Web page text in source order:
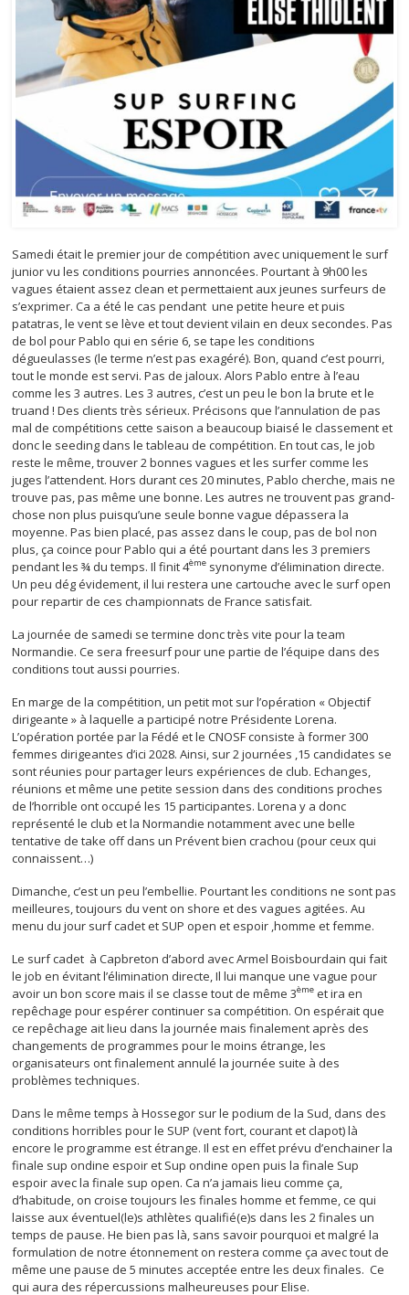
Samedi était le premier jour de compétition avec uniquement le surf
junior vu les conditions pourries annoncées. Pourtant à 9h00 les
vagues étaient assez clean et permettaient aux jeunes surfeurs de
s’exprimer. Ca a été le cas pendant une petite heure et puis
patatras, le vent se lève et tout devient vilain en deux secondes. Pas
de bol pour Pablo qui en série 6, se tape les conditions
dégueulasses (le terme n’est pas exagéré). Bon, quand c’est pourri,
tout le monde est servi. Pas de jaloux. Alors Pablo entre à l’eau
comme les 3 autres. Les 3 autres, c’est un peu le bon la brute et le
truand ! Des clients très sérieux. Précisons que l’annulation de pas
mal de compétitions cette saison a beaucoup biaisé le classement et
donc le seeding dans le tableau de compétition. En tout cas, le job
reste le même, trouver 2 bonnes vagues et les surfer comme les
juges l’attendent. Hors durant ces 20 minutes, Pablo cherche, mais ne
trouve pas, pas même une bonne. Les autres ne trouvent pas grand-
chose non plus puisqu’une seule bonne vague dépassera la
moyenne. Pas bien placé, pas assez dans le coup, pas de bol non
plus, ça coince pour Pablo qui a été pourtant dans les 3 premiers
pendant les ¾ du temps. Il finit 4ème synonyme d’élimination directe.
Un peu dég évidement, il lui restera une cartouche avec le surf open
pour repartir de ces championnats de France satisfait.
La journée de samedi se termine donc très vite pour la team
Normandie. Ce sera freesurf pour une partie de l’équipe dans des
conditions tout aussi pourries.
En marge de la compétition, un petit mot sur l’opération « Objectif
dirigeante » à laquelle a participé notre Présidente Lorena.
L’opération portée par la Fédé et le CNOSF consiste à former 300
femmes dirigeantes d’ici 2028. Ainsi, sur 2 journées ,15 candidates se
sont réunies pour partager leurs expériences de club. Echanges,
réunions et même une petite session dans des conditions proches
de l’horrible ont occupé les 15 participantes. Lorena y a donc
représenté le club et la Normandie notamment avec une belle
tentative de take off dans un Prévent bien crachou (pour ceux qui
connaissent…)
Dimanche, c’est un peu l’embellie. Pourtant les conditions ne sont pas
meilleures, toujours du vent on shore et des vagues agitées. Au
menu du jour surf cadet et SUP open et espoir ,homme et femme.
Le surf cadet à Capbreton d’abord avec Armel Boisbourdain qui fait
le job en évitant l’élimination directe, Il lui manque une vague pour
avoir un bon score mais il se classe tout de même 3ème et ira en
repêchage pour espérer continuer sa compétition. On espérait que
ce repêchage ait lieu dans la journée mais finalement après des
changements de programmes pour le moins étrange, les
organisateurs ont finalement annulé la journée suite à des
problèmes techniques.
Dans le même temps à Hossegor sur le podium de la Sud, dans des
conditions horribles pour le SUP (vent fort, courant et clapot) là
encore le programme est étrange. Il est en effet prévu d’enchainer la
finale sup ondine espoir et Sup ondine open puis la finale Sup
espoir avec la finale sup open. Ca n’a jamais lieu comme ça,
d’habitude, on croise toujours les finales homme et femme, ce qui
laisse aux éventuel(le)s athlètes qualifié(e)s dans les 2 finales un
temps de pause. He bien pas là, sans savoir pourquoi et malgré la
formulation de notre étonnement on restera comme ça avec tout de
même une pause de 5 minutes acceptée entre les deux finales. Ce
qui aura des répercussions malheureuses pour Elise.